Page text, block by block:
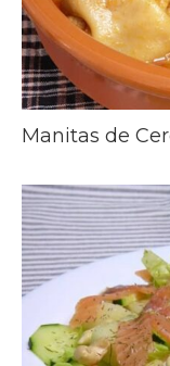
Manitas de